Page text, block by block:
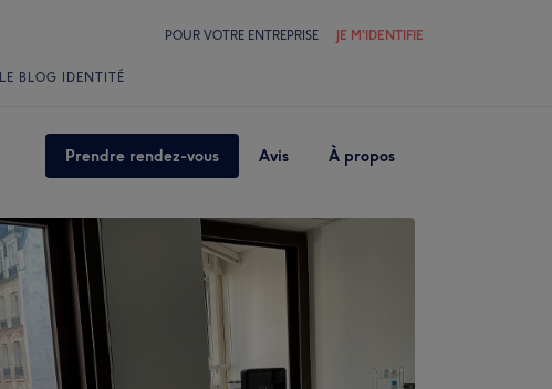
POUR VOTRE ENTREPRISE JE M'IDENTIFIE
LE BLOG IDENTITÉ
Prendre rendez-vous Avis À propos